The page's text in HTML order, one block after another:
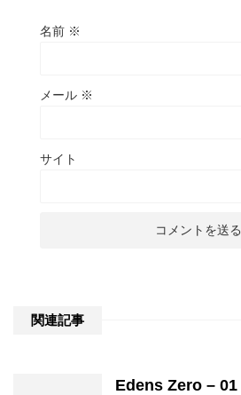
名前 ※
メール ※
サイト
関連記事
Edens Zero – 01